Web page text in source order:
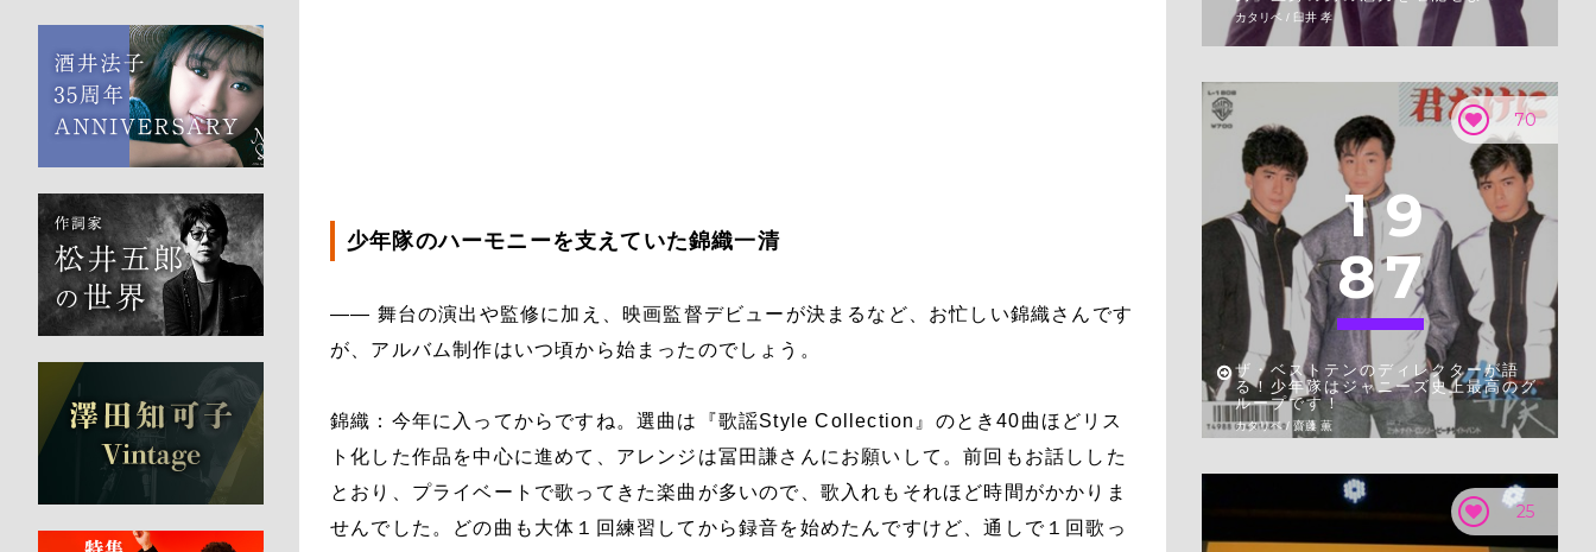
少年隊のハーモニーを支えていた錦織一清
―― 舞台の演出や監修に加え、映画監督デビューが決まるなど、お忙しい錦織さんです
が、アルバム制作はいつ頃から始まったのでしょう。
錦織：今年に入ってからですね。選曲は『歌謡Style Collection』のとき40曲ほどリス
ト化した作品を中心に進めて、アレンジは冨田謙さんにお願いして。前回もお話しした
とおり、プライベートで歌ってきた楽曲が多いので、歌入れもそれほど時間がかかりま
せんでした。どの曲も大体１回練習してから録音を始めたんですけど、通しで１回歌っ
カタリベ / 臼井 孝
70
1 9
87
ザ・ベストテンのディレクターが語
る！少年隊はジャニーズ史上最高のグ
ループです！
カタリベ / 齋藤 薫
25